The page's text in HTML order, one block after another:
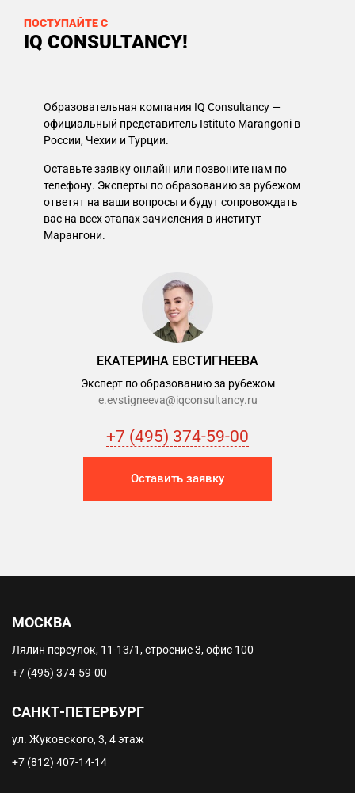
ПОСТУПАЙТЕ С
IQ CONSULTANCY!
ЕКАТЕРИНА ЕВСТИГНЕЕВА
Эксперт по образованию за рубежом
e.evstigneeva@iqconsultancy.ru
Образовательная компания IQ Consultancy —
официальный представитель Istituto Marangoni в
России, Чехии и Турции.
Оставьте заявку онлайн или позвоните нам по
телефону. Эксперты по образованию за рубежом
ответят на ваши вопросы и будут сопровождать
вас на всех этапах зачисления в институт
Марангони.
+7 (495) 374-59-00
Оставить заявку
МОСКВА
Лялин переулок, 11-13/1, строение 3, офис 100
+7 (495) 374-59-00
САНКТ-ПЕТЕРБУРГ
ул. Жуковского, 3, 4 этаж
+7 (812) 407-14-14